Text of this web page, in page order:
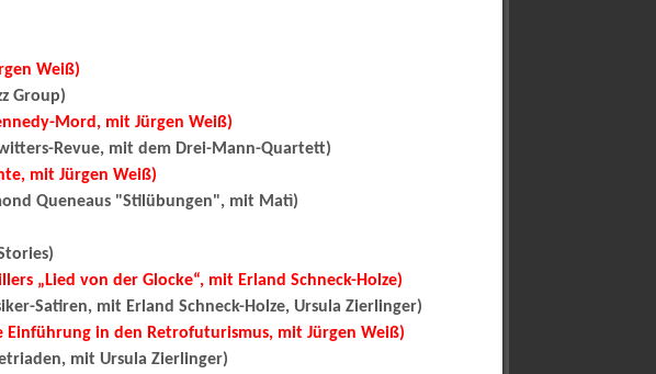
Weiß)
Group)
Mord, mit Jürgen Weiß)
Revue, mit dem Drei-Mann-Quartett)
mit Jürgen Weiß)
Queneaus "Stilübungen", mit Matì)
„Lied von der Glocke“, mit Erland Schneck-Holze)
Satiren, mit Erland Schneck-Holze, Ursula Zierlinger)
Einführung in den Retrofuturismus, mit Jürgen Weiß)
mit Ursula Zierlinger)